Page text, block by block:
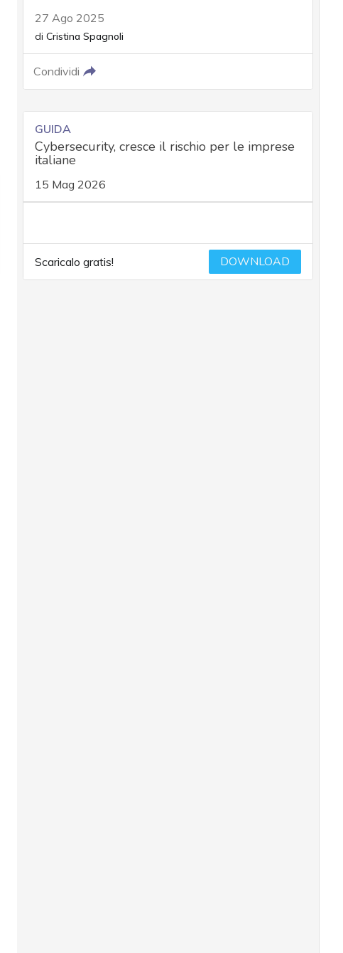
27 Ago 2025
di Cristina Spagnoli
Condividi
GUIDA
Cybersecurity, cresce il rischio per le imprese
italiane
15 Mag 2026
Scaricalo gratis! DOWNLOAD